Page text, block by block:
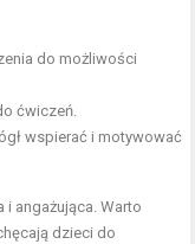
do możliwości
ćwiczeń.
wspierać i motywować
i angażująca. Warto
dzieci do